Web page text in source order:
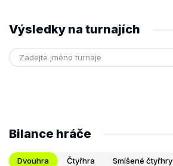
Výsledky na turnajích
Bilance hráče
Dvouhra Čtyřhra Smíšené čtyřhry